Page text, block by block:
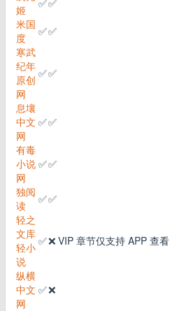
姬
✅✅
米国
度
✅✅
寒武
纪年
原创
网
✅✅
息壤
中文
网
✅✅
有毒
小说
网
✅✅
独阅
读
✅✅
轻之
文库
轻小
说
✅❌ VIP 章节仅支持 APP 查看
纵横
中文
网
✅❌